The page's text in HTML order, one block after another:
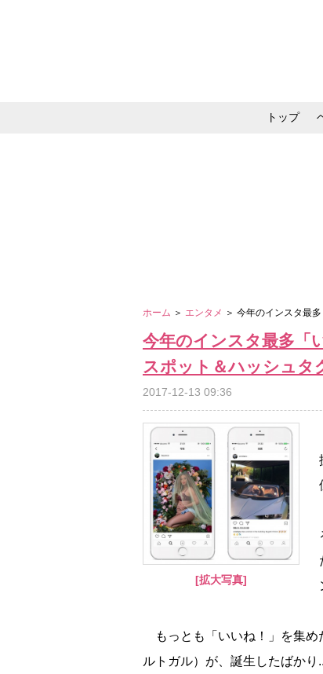
トップ
ホーム ＞ エンタメ ＞ 今年のインスタ最
今年のインスタ最多「
スポット＆ハッシュタ
2017-12-13 09:36
[拡大写真]
もっとも「いいね！」を集め
ルトガル）が、誕生したばかり